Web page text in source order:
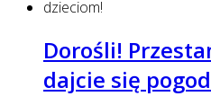
Dorośli!
dajcie się